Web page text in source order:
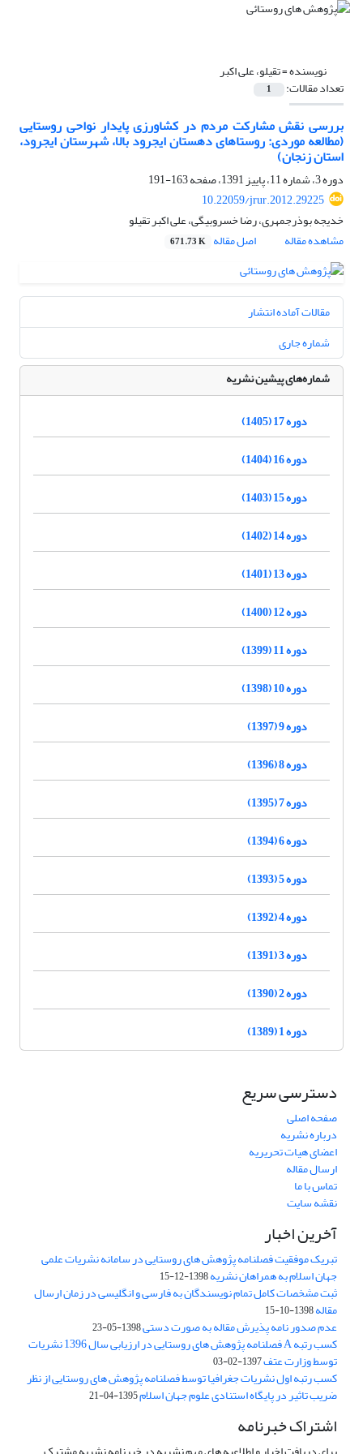
نویسنده =تقیلو، علی اکبر
تعداد مقالات: 1
بررسی نقش مشارکت مردم در کشاورزی پایدار نواحی روستایی
(مطالعه موردی: روستاهای دهستان ایجرود بالا، شهرستان ایجرود،
استان زنجان)
دوره 3، شماره 11، پاییز 1391، صفحه
163-191
10.22059/jrur.2012.29225
خدیجه بوذرجمهری، رضا خسروبیگی، علی اکبر تقیلو
مشاهده مقاله
اصل مقاله 671.73 K
مقالات آماده انتشار
شماره جاری
شماره‌های پیشین نشریه
دوره 17 (1405)
دوره 16 (1404)
دوره 15 (1403)
دوره 14 (1402)
دوره 13 (1401)
دوره 12 (1400)
دوره 11 (1399)
دوره 10 (1398)
دوره 9 (1397)
دوره 8 (1396)
دوره 7 (1395)
دوره 6 (1394)
دوره 5 (1393)
دوره 4 (1392)
دوره 3 (1391)
دوره 2 (1390)
دوره 1 (1389)
دسترسی سریع
صفحه اصلی
درباره نشریه
اعضای هیات تحریریه
ارسال مقاله
تماس با ما
نقشه سایت
آخرین اخبار
تبریک موفقیت فصلنامه پژوهش های روستایی در سامانه نشریات علمی
جهان اسلام به همراهان نشریه1398-12-15
ثبت مشخصات کامل تمام نویسندگان به فارسی و انگلیسی در زمان ارسال
مقاله1398-10-15
عدم صدور نامه پذیرش مقاله به صورت دستی1398-05-23
کسب رتبه A فصلنامه پژوهش های روستایی در ارزیابی سال 1396 نشریات
توسط وزارت عتف1397-02-03
کسب رتبه اول نشریات جغرافیا توسط فصلنامه پژوهش های روستایی از نظر
ضریب تاثیر در پایگاه استنادی علوم جهان اسلام1395-04-21
اشتراک خبرنامه